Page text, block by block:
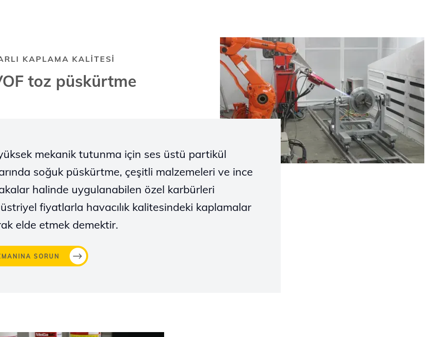
KAPLAMA KALİTESİ
toz püskürtme
mekanik tutunma için ses üstü partikül
soğuk püskürtme, çeşitli malzemeleri ve ince
halinde uygulanabilen özel karbürleri
fiyatlarla havacılık kalitesindeki kaplamalar
elde etmek demektir.
SORUN